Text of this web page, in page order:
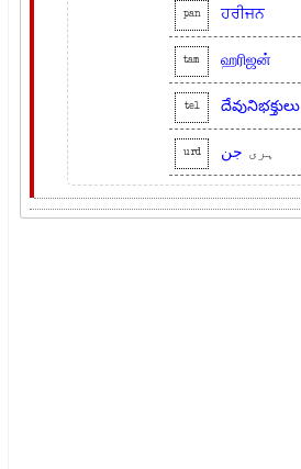
pan ਹਰੀਜਨ
tam ஹரிஜன்
tel దేవునిభక్తులు
urd ہری جن